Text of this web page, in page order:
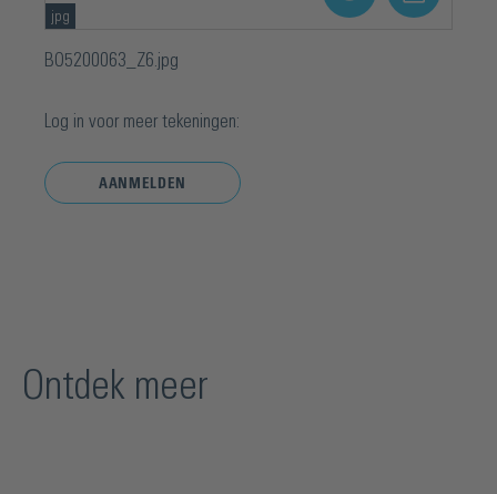
jpg
BO5200063_Z6.jpg
Log in voor meer tekeningen:
AANMELDEN
Ontdek meer